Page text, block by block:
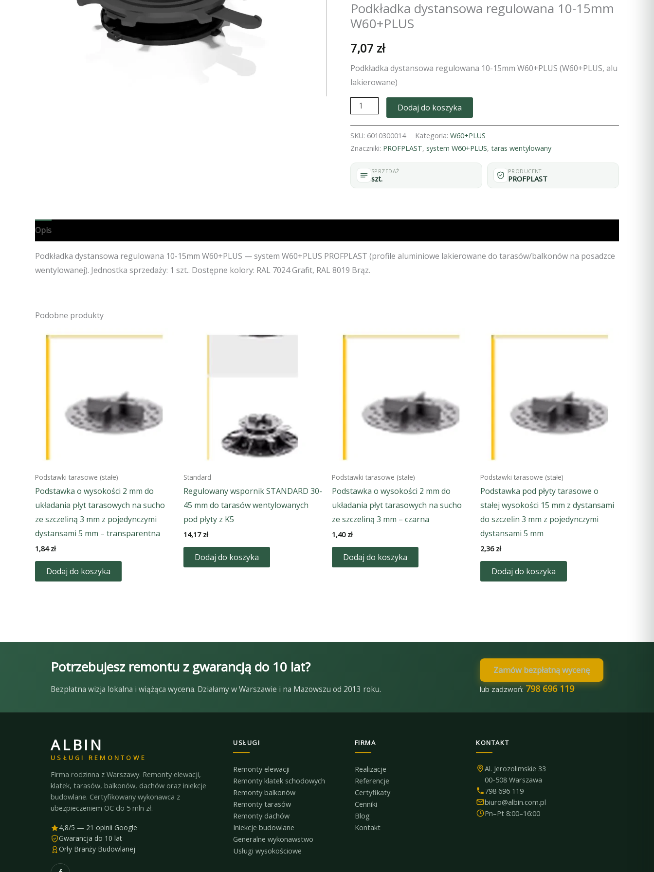
Podkładka dystansowa regulowana 10-15mm
W60+PLUS
7,07 zł
Podkładka dystansowa regulowana 10-15mm W60+PLUS (W60+PLUS, alu
lakierowane)
ilość
Podkładka
dystansowa
regulowana
10-
15mm
W60+PLUS
Dodaj do koszyka
SKU: 6010300014 Kategoria: W60+PLUS
Znaczniki: PROFPLAST, system W60+PLUS, taras wentylowany
SPRZEDAŻ
szt.
PRODUCENT
PROFPLAST
Opis
Podkładka dystansowa regulowana 10-15mm W60+PLUS — system W60+PLUS PROFPLAST (profile aluminiowe lakierowane do tarasów/balkonów na posadzce
wentylowanej). Jednostka sprzedaży: 1 szt.. Dostępne kolory: RAL 7024 Grafit, RAL 8019 Brąz.
Podobne produkty
Podstawki tarasowe (stałe)
Podstawka o wysokości 2 mm do
układania płyt tarasowych na sucho
ze szczeliną 3 mm z pojedynczymi
dystansami 5 mm – transparentna
1,84zł
Dodaj do koszyka
Standard
Regulowany wspornik STANDARD 30-
45 mm do tarasów wentylowanych
pod płyty z K5
14,17 zł
Dodaj do koszyka
Podstawki tarasowe (stałe)
Podstawka o wysokości 2 mm do
układania płyt tarasowych na sucho
ze szczeliną 3 mm – czarna
1,40 zł
Dodaj do koszyka
Podstawki tarasowe (stałe)
Podstawka pod płyty tarasowe o
stałej wysokości 15 mm z dystansami
do szczelin 3 mm z pojedynczymi
dystansami 5 mm
2,36 zł
Dodaj do koszyka
Potrzebujesz remontu z gwarancją do 10 lat?
Bezpłatna wizja lokalna i wiążąca wycena. Działamy w Warszawie i na Mazowszu od 2013 roku.
Zamów bezpłatną wycenę
lub zadzwoń: 798 696 119
ALBIN
USŁUGI REMONTOWE
Firma rodzinna z Warszawy. Remonty elewacji,
klatek, tarasów, balkonów, dachów oraz iniekcje
budowlane. Certyfikowany wykonawca z
ubezpieczeniem OC do 5 mln zł.
4,8/5 — 21 opinii Google
Gwarancja do 10 lat
Orły Branży Budowlanej
USŁUGI
Remonty elewacji
Remonty klatek schodowych
Remonty balkonów
Remonty tarasów
Remonty dachów
Iniekcje budowlane
Generalne wykonawstwo
Usługi wysokościowe
FIRMA
Realizacje
Referencje
Certyfikaty
Cenniki
Blog
Kontakt
KONTAKT
Al. Jerozolimskie 33
00-508 Warszawa
798 696 119
biuro@albin.com.pl
Pn–Pt 8:00–16:00